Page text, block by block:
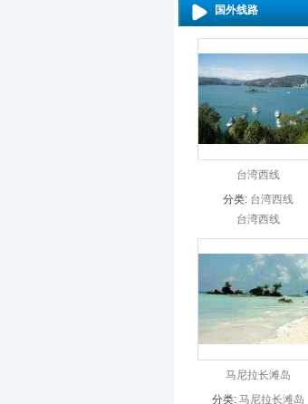
国外线路
台湾西线
分类: 台湾西线
台湾西线
马尼拉长滩岛
分类: 马尼拉长滩岛